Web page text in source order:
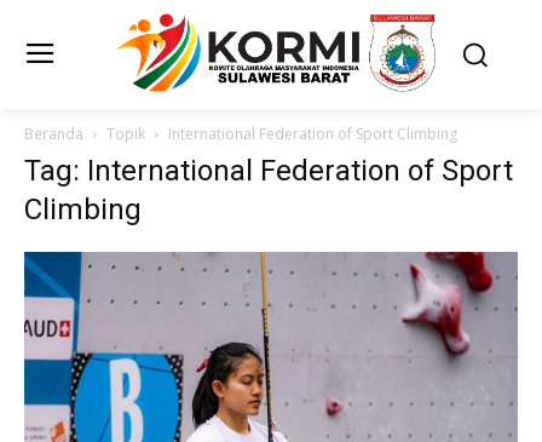
Beranda Topik International Federation of Sport Climbing
Tag: International Federation of Sport
Climbing